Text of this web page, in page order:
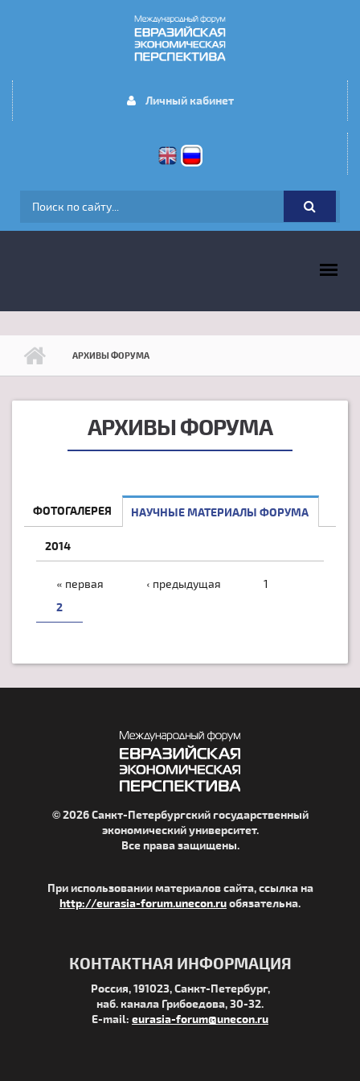
Личный кабинет
ФОРМА ПОИСКА
АРХИВЫ ФОРУМА
АРХИВЫ ФОРУМА
ФОТОГАЛЕРЕЯ НАУЧНЫЕ МАТЕРИАЛЫ ФОРУМА
2014
СТРАНИЦЫ
« первая ‹ предыдущая
1
2
© 2026 Санкт-Петербургский государственный
экономический университет.
Все права защищены.
При использовании материалов сайта, ссылка на
http://eurasia-forum.unecon.ruобязательна.
КОНТАКТНАЯ ИНФОРМАЦИЯ
Россия, 191023, Санкт-Петербург,
наб. канала Грибоедова, 30-32.
E-mail: eurasia-forum@unecon.ru